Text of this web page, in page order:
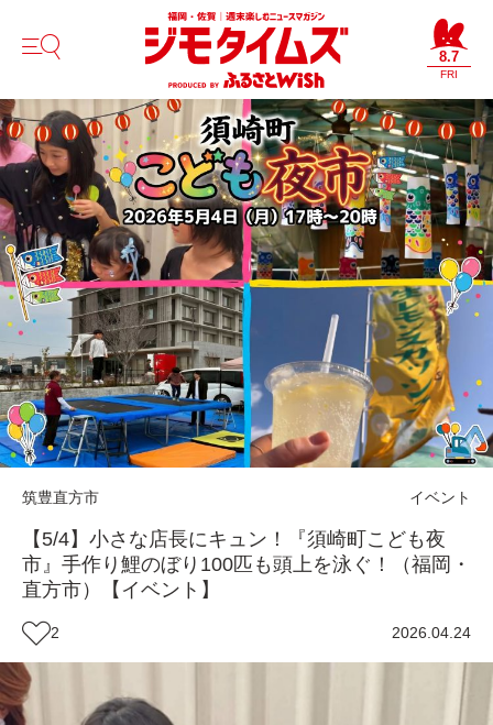
8.7
FRI
筑豊直方市 イベント
【5/4】小さな店長にキュン！『須崎町こども夜
市』手作り鯉のぼり100匹も頭上を泳ぐ！（福岡・
直方市）【イベント】
2 2026.04.24